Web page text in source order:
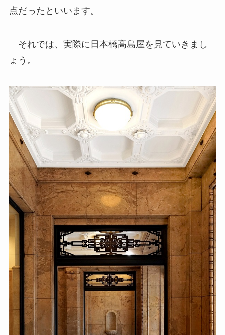
点だったといいます。
それでは、実際に日本橋高島屋を見ていきまし
ょう。